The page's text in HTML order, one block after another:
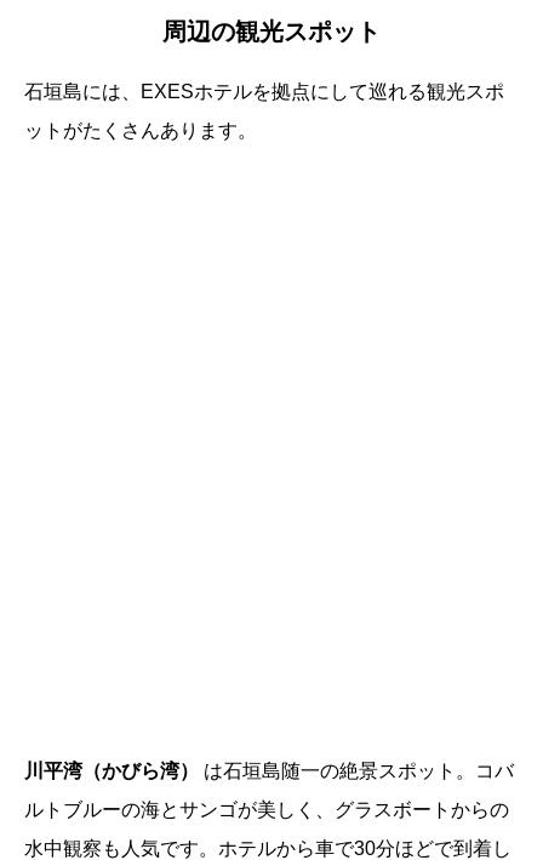
周辺の観光スポット
石垣島には、EXESホテルを拠点にして巡れる観光スポ
ットがたくさんあります。
川平湾（かびら湾）
は石垣島随一の絶景スポット。コバ
ルトブルーの海とサンゴが美しく、グラスボートからの
水中観察も人気です。ホテルから車で30分ほどで到着し